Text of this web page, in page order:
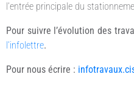
l’entrée principale du
Pour suivre l’évolution des
l’infolettre.
Pour nous écrire :